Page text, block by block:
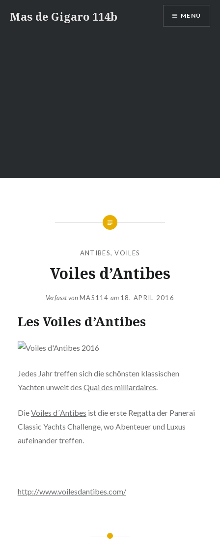
InhaltMas de Gigaro 114b MENÜ
ANTIBES,VOILES
Voiles d’Antibes
Verfasst vonMAS114 am 18. APRIL 2016
Les Voiles d’Antibes
Jedes Jahr treffen sich die schönsten klassischen
Yachten unweit des Quai des milliardaires
DieVoiles d´Antibes ist die erste Regatta der Panerai
Classic Yachts Challenge, wo Abenteuer und Luxus
aufeinander treffen.
http://www.voilesdantibes.com/
Beitragsnavigation